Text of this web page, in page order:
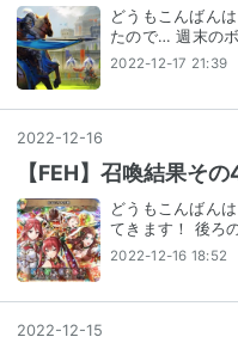
どうもこんばん
たので… 週末の
2022-12-17 21:39
2022-12-16
【FEH】召喚結果そ
どうもこんばん
てきます！ 後ろ
2022-12-16 18:52
2022-12-15